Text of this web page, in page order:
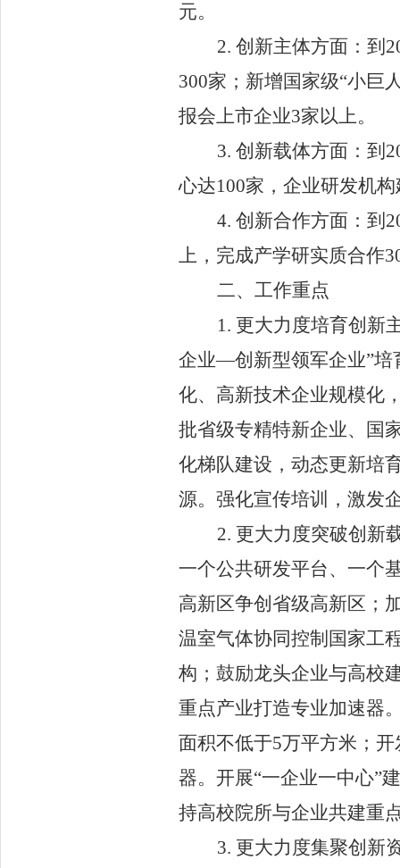
元。
2. 创新主体方面： 到
300家；新增国家级“小巨
报会上市企业3家以上。
3. 创新载体方面： 到
心达100家，企业研发机
4. 创新合作方面： 到
上，完成产学研实质合作
二、工作重点
1. 更大力度培育创新
企业—创新型领军企业”培
化、高新技术企业规模化
批省级专精特新企业、国
化梯队建设，动态更新培
源。强化宣传培训，激发
2. 更大力度突破创新
一个公共研发平台、一个
高新区争创省级高新区；
温室气体协同控制国家工
构；鼓励龙头企业与高校
重点产业打造专业加速器
面积不低于5万平方米；
器。开展“一企业一中心”
持高校院所与企业共建重
3. 更大力度集聚创新